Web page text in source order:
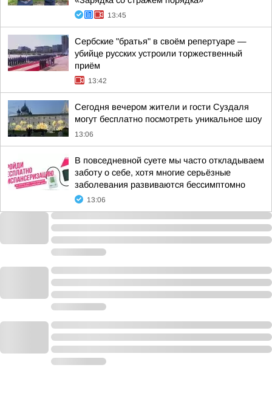
13:45
Сербские "братья" в своём репертуаре —
убийце русских устроили торжественный
приём
13:42
Сегодня вечером жители и гости Суздаля
могут бесплатно посмотреть уникальное шоу
13:06
В повседневной суете мы часто откладываем
заботу о себе, хотя многие серьёзные
заболевания развиваются бессимптомно
13:06